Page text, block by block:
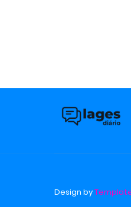
Design by